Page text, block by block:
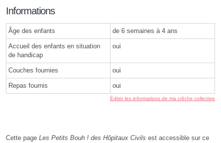
Informations
Âge des enfants de 6 semaines à 4 ans
Accueil des enfants en situation
de handicap
oui
Couches fournies oui
Repas fournis oui
Éditer les informations de ma crèche collective
Cette page Les Petits Bouh ! des Hôpitaux Civils est accessible sur ce